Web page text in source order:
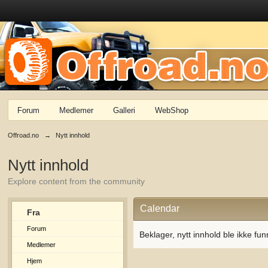
Forum Medlemer Galleri WebShop
Offroad.no → Nytt innhold
Nytt innhold
Explore content from the community
Fra
Forum
Medlemer
Hjem
Calendar
Beklager, nytt innhold ble ikke